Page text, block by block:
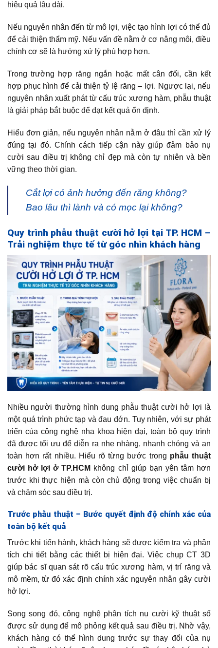
hiệu quả lâu dài.
Nếu nguyên nhân đến từ mô lợi, việc tạo hình lợi có thể đủ
để cải thiện thẩm mỹ. Nếu vấn đề nằm ở cơ nâng môi, điều
chỉnh cơ sẽ là hướng xử lý phù hợp hơn.
Trong trường hợp răng ngắn hoặc mất cân đối, cần kết
hợp phục hình để cải thiện tỷ lệ răng – lợi. Ngược lại, nếu
nguyên nhân xuất phát từ cấu trúc xương hàm, phẫu thuật
là giải pháp bắt buộc để đạt kết quả ổn định.
Hiểu đơn giản, nếu nguyên nhân nằm ở đâu thì cần xử lý
đúng tại đó. Chính cách tiếp cận này giúp đảm bảo nụ
cười sau điều trị không chỉ đẹp mà còn tự nhiên và bền
vững theo thời gian.
Cắt lợi có ảnh hưởng đến răng không?
Bao lâu thì lành và có mọc lại không?
Quy trình phẫu thuật cười hở lợi tại TP. HCM –
Trải nghiệm thực tế từ góc nhìn khách hàng
Nhiều người thường hình dung phẫu thuật cười hở lợi là
một quá trình phức tạp và đau đớn. Tuy nhiên, với sự phát
triển của công nghệ nha khoa hiện đại, toàn bộ quy trình
đã được tối ưu để diễn ra nhẹ nhàng, nhanh chóng và an
toàn hơn rất nhiều. Hiểu rõ từng bước trong phẫu thuật
cười hở lợi ở TP.HCM không chỉ giúp bạn yên tâm hơn
trước khi thực hiện mà còn chủ động trong việc chuẩn bị
và chăm sóc sau điều trị.
Trước phẫu thuật – Bước quyết định độ chính xác của
toàn bộ kết quả
Trước khi tiến hành, khách hàng sẽ được kiểm tra và phân
tích chi tiết bằng các thiết bị hiện đại. Việc chụp CT 3D
giúp bác sĩ quan sát rõ cấu trúc xương hàm, vị trí răng và
mô mềm, từ đó xác định chính xác nguyên nhân gây cười
hở lợi.
Song song đó, công nghệ phân tích nụ cười kỹ thuật số
được sử dụng để mô phỏng kết quả sau điều trị. Nhờ vậy,
khách hàng có thể hình dung trước sự thay đổi của nụ